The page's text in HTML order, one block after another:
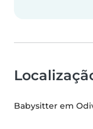
Babysitter em